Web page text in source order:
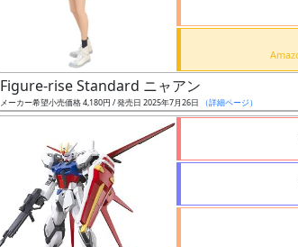
Figure-rise Standard ニャアン
メーカー希望小売価格 4,180円 / 発売日 2025年7月26日 （詳細ページ）